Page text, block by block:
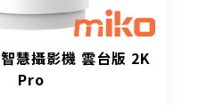
慧攝影機 雲台版 2K
Pro